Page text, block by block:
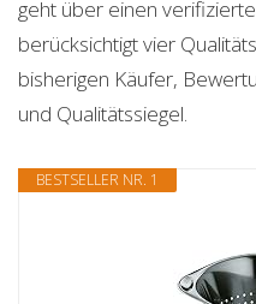
geht über einen
berücksichtigt vier
bisherigen Käufer,
und Qualitätssiegel.
BESTSELLER NR. 1